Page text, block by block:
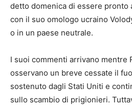
detto domenica di essere
con il suo omologo ucraino
o in un paese neutrale.
I suoi commenti arrivano mentre
osservano un breve cessate il
sostenuto dagli Stati Uniti e
sullo scambio di prigionieri.